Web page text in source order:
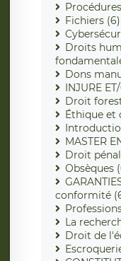
Fichiers (6)
Droits
Dons
INJURE
Droit
Éthique et
MASTER
Droit
Obsèques
conformité
La
Droit de